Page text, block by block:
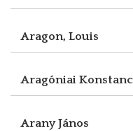
Aragon, Louis
Aragóniai
Arany János